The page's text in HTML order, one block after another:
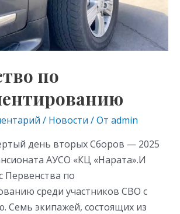
по
/ Новости / От admin
день вторых Сборов — 2025
АУСО «КЦ «Нарата».И
Первенства по
среди участников СВО с
Семь экипажей, состоящих из